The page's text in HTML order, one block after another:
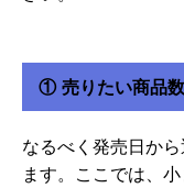
① 売りたい商品
なるべく発売日か
ます。ここでは、